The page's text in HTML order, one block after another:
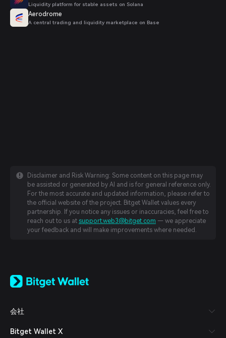
Liquidity platform for stable assets on Solana
Aerodrome
A central trading and liquidity marketplace on Base
Disclaimer and Risk Warning: Some content on this page may
be assisted or generated by AI and is for general reference only.
For the most accurate and updated information, please refer to
the official website of the project. Bitget Wallet values every
partnership. If you notice any issues or inaccuracies, feel free to
reach out to us at support.web3@bitget.com — we appreciate
your feedback and will make improvements where needed.
日本語
Español (Latinoamérica)
Italiano
会社
Bitget Wallet X